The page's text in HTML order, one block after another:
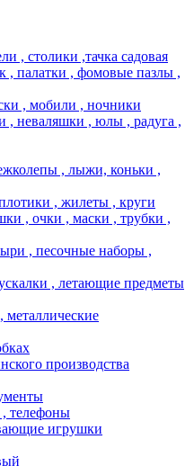
, столики ,тачка садовая
, палатки , фомовые пазлы ,
, мобили , ночники
, неваляшки , юлы , радуга ,
, лыжи, коньки ,
, жилеты , круги
, очки , маски , трубки ,
, песочные наборы ,
, летающие предметы
производства
телефоны
игрушки